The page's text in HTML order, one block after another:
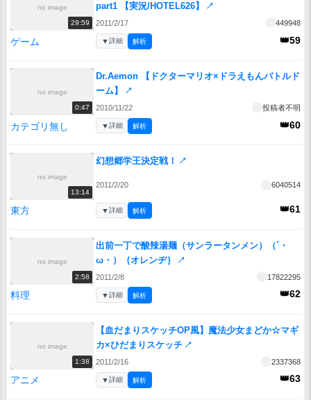
no image
29:59
part1 【実況/HOTEL626】
↗
2011/2/17 449948
ゲーム 👑59
▼詳細 解析
no image
0:47
Dr.Aemon 【ドクターマリオ×ドラえもんバトルド
ーム】
↗
2010/11/22 投稿者不明
カテゴリ無し 👑60
▼詳細 解析
no image
13:14
幻想郷学王決定戦！ ↗
2011/2/20 6040514
東方 👑61
▼詳細 解析
no image
2:58
出前一丁で酸辣湯麺（サンラータンメン）（´・
ω・）｛オレンヂ｝
↗
2011/2/8 17822295
料理 👑62
▼詳細 解析
no image
1:38
【血だまりスケッチOP風】魔法少女まどか☆マギ
カ×ひだまりスケッチ ↗
2011/2/16 2337368
アニメ 👑63
▼詳細 解析